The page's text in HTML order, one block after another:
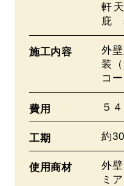
軒
庇
施工内容
外
装（
コ
費用 ５
工期 約
使用商材
外
ミ